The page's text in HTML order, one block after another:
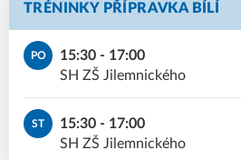
TRÉNINKY PŘÍPRAVKA BÍLÍ
PO
15:30 - 17:00
SH ZŠ Jilemnického
ST
15:30 - 17:00
SH ZŠ Jilemnického